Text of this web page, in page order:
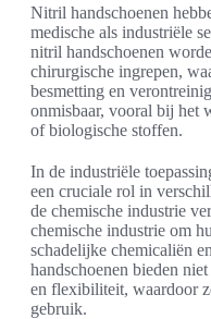
Nitril handschoenen
medische als industriële
nitril handschoenen
chirurgische ingrepen,
besmetting en
onmisbaar, vooral bij het
of biologische stoffen.
In de industriële
een cruciale rol in
de chemische industrie
chemische industrie om
schadelijke chemicaliën
handschoenen bieden
en flexibiliteit, waardoor
gebruik.